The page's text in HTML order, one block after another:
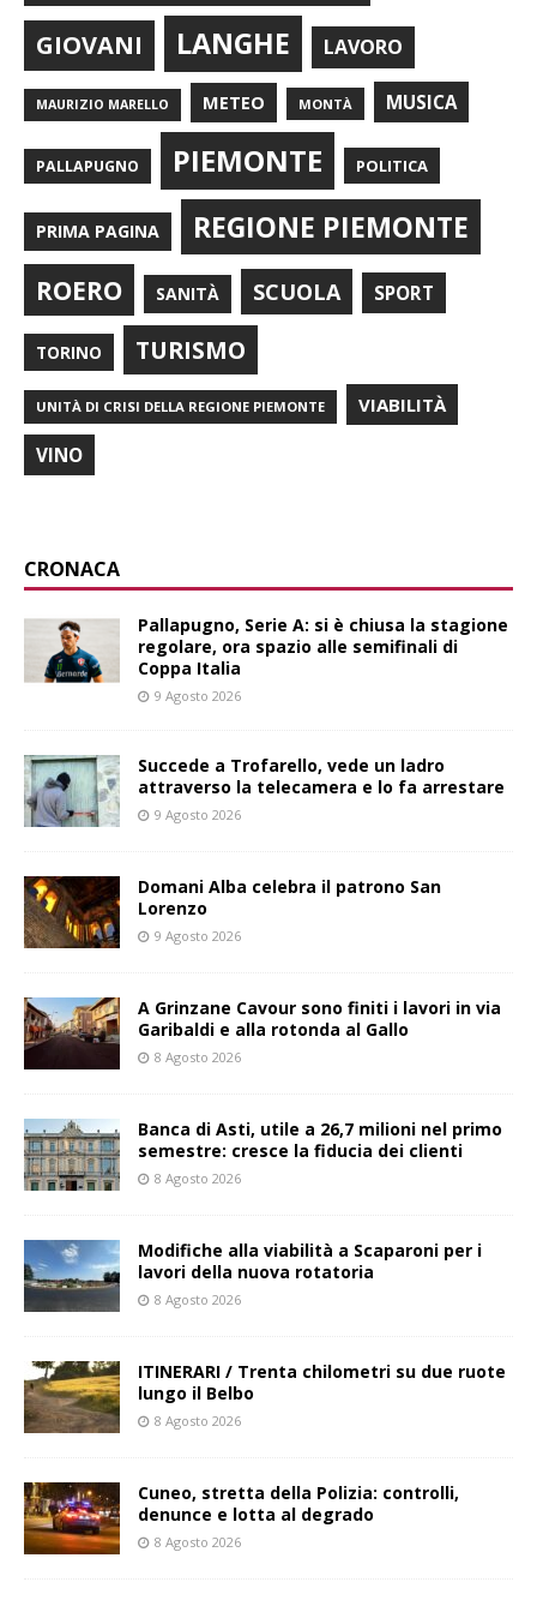
GIOVANI LANGHE LAVORO
MAURIZIO MARELLO METEO MONTÀ MUSICA
PALLAPUGNO PIEMONTE POLITICA
PRIMA PAGINA REGIONE PIEMONTE
ROERO SANITÀ SCUOLA SPORT
TORINO TURISMO
UNITÀ DI CRISI DELLA REGIONE PIEMONTE VIABILITÀ
VINO
CRONACA
Pallapugno, Serie A: si è chiusa la stagione
regolare, ora spazio alle semifinali di
Coppa Italia
9 Agosto 2026
Succede a Trofarello, vede un ladro
attraverso la telecamera e lo fa arrestare
9 Agosto 2026
Domani Alba celebra il patrono San
Lorenzo
9 Agosto 2026
A Grinzane Cavour sono finiti i lavori in via
Garibaldi e alla rotonda al Gallo
8 Agosto 2026
Banca di Asti, utile a 26,7 milioni nel primo
semestre: cresce la fiducia dei clienti
8 Agosto 2026
Modifiche alla viabilità a Scaparoni per i
lavori della nuova rotatoria
8 Agosto 2026
ITINERARI / Trenta chilometri su due ruote
lungo il Belbo
8 Agosto 2026
Cuneo, stretta della Polizia: controlli,
denunce e lotta al degrado
8 Agosto 2026